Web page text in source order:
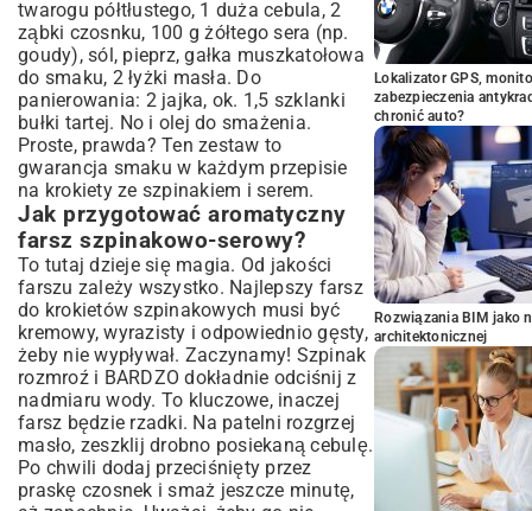
twarogu półtłustego, 1 duża cebula, 2
ząbki czosnku, 100 g żółtego sera (np.
goudy), sól, pieprz, gałka muszkatołowa
do smaku, 2 łyżki masła. Do
panierowania: 2 jajka, ok. 1,5 szklanki
bułki tartej. No i olej do smażenia.
Proste, prawda? Ten zestaw to
gwarancja smaku w każdym przepisie
na krokiety ze szpinakiem i serem.
Jak przygotować aromatyczny
farsz szpinakowo-serowy?
To tutaj dzieje się magia. Od jakości
farszu zależy wszystko. Najlepszy farsz
do krokietów szpinakowych musi być
kremowy, wyrazisty i odpowiednio gęsty,
żeby nie wypływał. Zaczynamy! Szpinak
rozmroź i BARDZO dokładnie odciśnij z
nadmiaru wody. To kluczowe, inaczej
farsz będzie rzadki. Na patelni rozgrzej
masło, zeszklij drobno posiekaną cebulę.
Po chwili dodaj przeciśnięty przez
praskę czosnek i smaż jeszcze minutę,
Lokalizator GPS,
zabezpieczenia
chronić auto?
Rozwiązania BIM jako
architektonicznej